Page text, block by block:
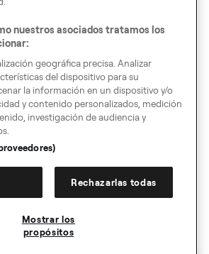
y Cookies
nuestros asociados tratamos los
geográfica precisa. Analizar
del dispositivo para su
la información en un dispositivo y/o
y contenido personalizados, medición
investigación de audiencia y
Rechazarlas todas
Mostrar los
propósitos